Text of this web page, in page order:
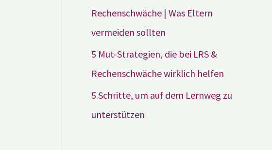
Rechenschwäche | Was Eltern
vermeiden sollten
5 Mut-Strategien, die bei LRS &
Rechenschwäche wirklich helfen
5 Schritte, um auf dem Lernweg zu
unterstützen